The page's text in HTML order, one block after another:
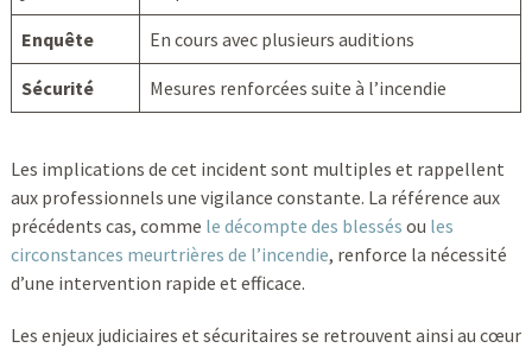
Enquête En cours avec plusieurs auditions
Sécurité Mesures renforcées suite à l’incendie
Les implications de cet incident sont multiples et rappellent
aux professionnels une vigilance constante. La référence aux
précédents cas, comme le décompte des blessés ou les
circonstances meurtrières de l’incendie, renforce la nécessité
d’une intervention rapide et efficace.
Les enjeux judiciaires et sécuritaires se retrouvent ainsi au cœur